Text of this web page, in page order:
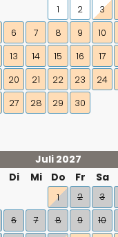
1 2 3
6 7 8 9 10
13 14 15 16 17
20 21 22 23 24
27 28 29 30
Juli 2027
Di Mi Do Fr Sa
1 2 3
6 7 8 9 10